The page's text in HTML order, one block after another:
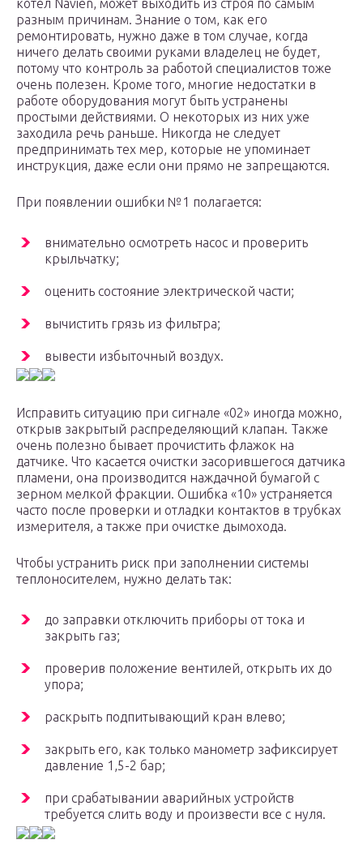
котел Navien, может выходить из строя по самым
разным причинам. Знание о том, как его
ремонтировать, нужно даже в том случае, когда
ничего делать своими руками владелец не будет,
потому что контроль за работой специалистов тоже
очень полезен. Кроме того, многие недостатки в
работе оборудования могут быть устранены
простыми действиями. О некоторых из них уже
заходила речь раньше. Никогда не следует
предпринимать тех мер, которые не упоминает
инструкция, даже если они прямо не запрещаются.
При появлении ошибки №1 полагается:
внимательно осмотреть насос и проверить
крыльчатку;
оценить состояние электрической части;
вычистить грязь из фильтра;
вывести избыточный воздух.
Исправить ситуацию при сигнале «02» иногда можно,
открыв закрытый распределяющий клапан. Также
очень полезно бывает прочистить флажок на
датчике. Что касается очистки засорившегося датчика
пламени, она производится наждачной бумагой с
зерном мелкой фракции. Ошибка «10» устраняется
часто после проверки и отладки контактов в трубках
измерителя, а также при очистке дымохода.
Чтобы устранить риск при заполнении системы
теплоносителем, нужно делать так:
до заправки отключить приборы от тока и
закрыть газ;
проверив положение вентилей, открыть их до
упора;
раскрыть подпитывающий кран влево;
закрыть его, как только манометр зафиксирует
давление 1,5-2 бар;
при срабатывании аварийных устройств
требуется слить воду и произвести все с нуля.